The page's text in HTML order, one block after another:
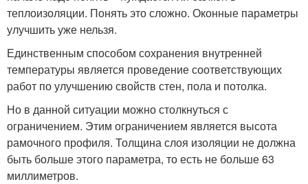
теплоизоляции. Понять это сложно. Оконные параметры
улучшить уже нельзя.
Единственным способом сохранения внутренней
температуры является проведение соответствующих
работ по улучшению свойств стен, пола и потолка.
Но в данной ситуации можно столкнуться с
ограничением. Этим ограничением является высота
рамочного профиля. Толщина слоя изоляции не должна
быть больше этого параметра, то есть не больше 63
миллиметров.